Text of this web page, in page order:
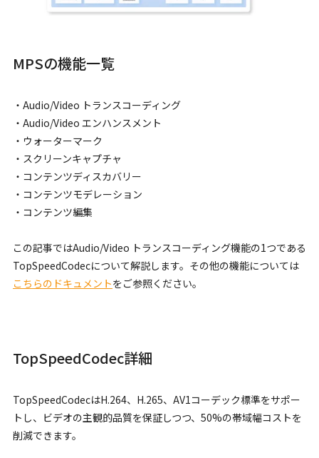
MPSの機能一覧
・Audio/Video トランスコーディング
・Audio/Video エンハンスメント
・ウォーターマーク
・スクリーンキャプチャ
・コンテンツディスカバリー
・コンテンツモデレーション
・コンテンツ編集
この記事ではAudio/Video トランスコーディング機能の1つである
TopSpeedCodecについて解説します。その他の機能については
こちらのドキュメントをご参照ください。
TopSpeedCodec詳細
TopSpeedCodecはH.264、H.265、AV1コーデック標準をサポー
トし、ビデオの主観的品質を保証しつつ、50%の帯域幅コストを
削減できます。